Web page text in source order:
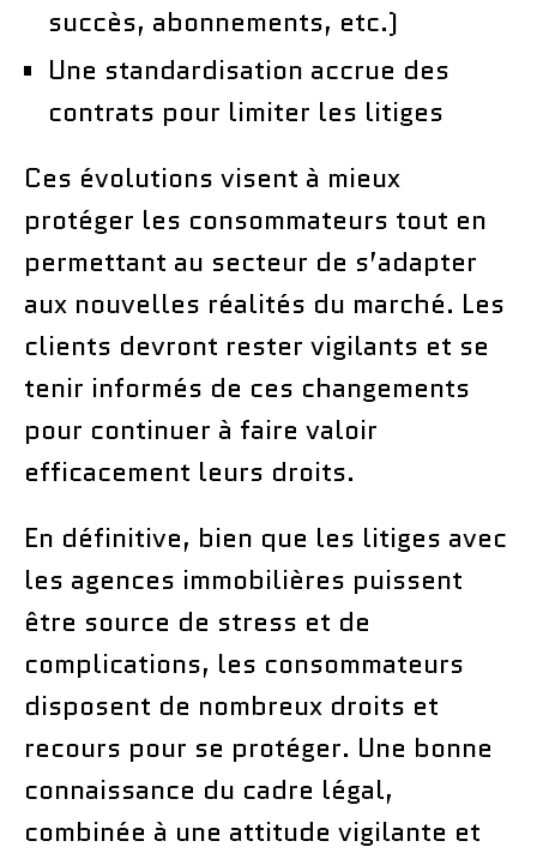
succès, abonnements, etc.)
Une standardisation accrue des
contrats pour limiter les litiges
Ces évolutions visent à mieux
protéger les consommateurs tout en
permettant au secteur de s’adapter
aux nouvelles réalités du marché. Les
clients devront rester vigilants et se
tenir informés de ces changements
pour continuer à faire valoir
efficacement leurs droits.
En définitive, bien que les litiges avec
les agences immobilières puissent
être source de stress et de
complications, les consommateurs
disposent de nombreux droits et
recours pour se protéger. Une bonne
connaissance du cadre légal,
combinée à une attitude vigilante et